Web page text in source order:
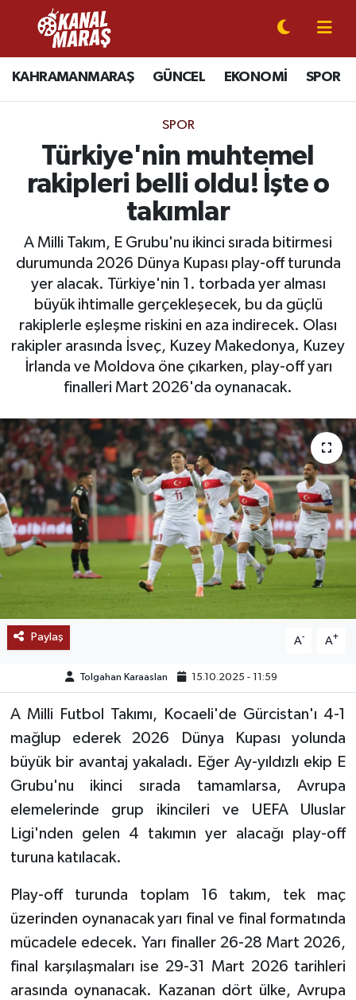
KAHRAMANMARAŞ GÜNCEL EKONOMİ SPOR
SPOR
Türkiye'nin muhtemel
rakipleri belli oldu! İşte o
takımlar
A Milli Takım, E Grubu'nu ikinci sırada bitirmesi
durumunda 2026 Dünya Kupası play-off turunda
yer alacak. Türkiye'nin 1. torbada yer alması
büyük ihtimalle gerçekleşecek, bu da güçlü
rakiplerle eşleşme riskini en aza indirecek. Olası
rakipler arasında İsveç, Kuzey Makedonya, Kuzey
İrlanda ve Moldova öne çıkarken, play-off yarı
finalleri Mart 2026'da oynanacak.
Paylaş A- A+
Tolgahan Karaaslan 15.10.2025 - 11:59
A Milli Futbol Takımı, Kocaeli'de Gürcistan'ı 4-1
mağlup ederek 2026 Dünya Kupası yolunda
büyük bir avantaj yakaladı. Eğer Ay-yıldızlı ekip E
Grubu'nu ikinci sırada tamamlarsa, Avrupa
elemelerinde grup ikincileri ve UEFA Uluslar
Ligi'nden gelen 4 takımın yer alacağı play-off
turuna katılacak.
Play-off turunda toplam 16 takım, tek maç
üzerinden oynanacak yarı final ve final formatında
mücadele edecek. Yarı finaller 26-28 Mart 2026,
final karşılaşmaları ise 29-31 Mart 2026 tarihleri
arasında oynanacak. Kazanan dört ülke, Avrupa
CANLI YAYIN
KAHRAMANMARAŞ
GÜNCEL
SPOR
EKONOMİ
GÜNDEM
MAGAZİN
SAĞLIK
EĞİTİM
BÖLGE
KEŞFET
POPÜLER
DÜNYA
TREND
MEDYA
OTOMOTİV
TEKNOLOJİ
YAŞAM
KÜLTÜR SANAT
Kahramanmaraş Nöbetçi Eczaneler
Kahramanmaraş Hava Durumu
Kahramanmaraş Namaz Vakitleri
Kahramanmaraş Trafik Yoğunluk Haritası
Süper Lig Puan Durumu ve Fikstür
Tüm Manşetler
Son Dakika Haberleri
Haber Arşivi